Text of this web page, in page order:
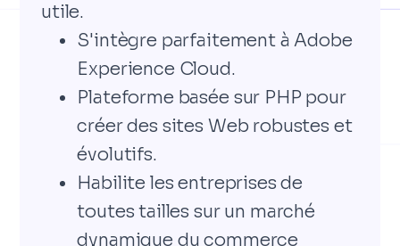
utile.
S'intègre parfaitement à Adobe
Experience Cloud.
Plateforme basée sur PHP pour
créer des sites Web robustes et
évolutifs.
Habilite les entreprises de
toutes tailles sur un marché
dynamique du commerce